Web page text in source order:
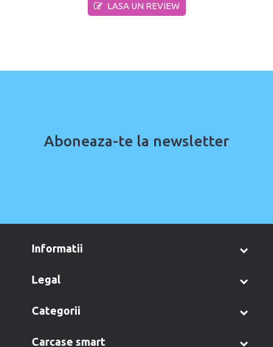
LASA UN REVIEW
Aboneaza-te la newsletter
informatii
legal
categorii
carcase smart